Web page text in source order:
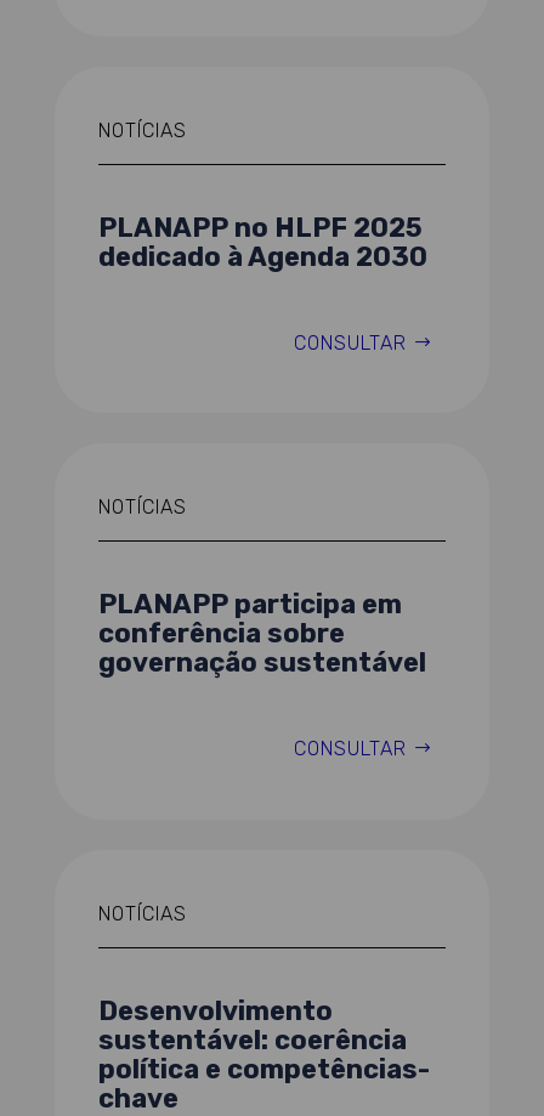
NOTÍCIAS
PLANAPP no HLPF 2025
dedicado à Agenda 2030
CONSULTAR
NOTÍCIAS
PLANAPP participa em
conferência sobre
governação sustentável
CONSULTAR
NOTÍCIAS
Desenvolvimento
sustentável: coerência
política e competências-
chave